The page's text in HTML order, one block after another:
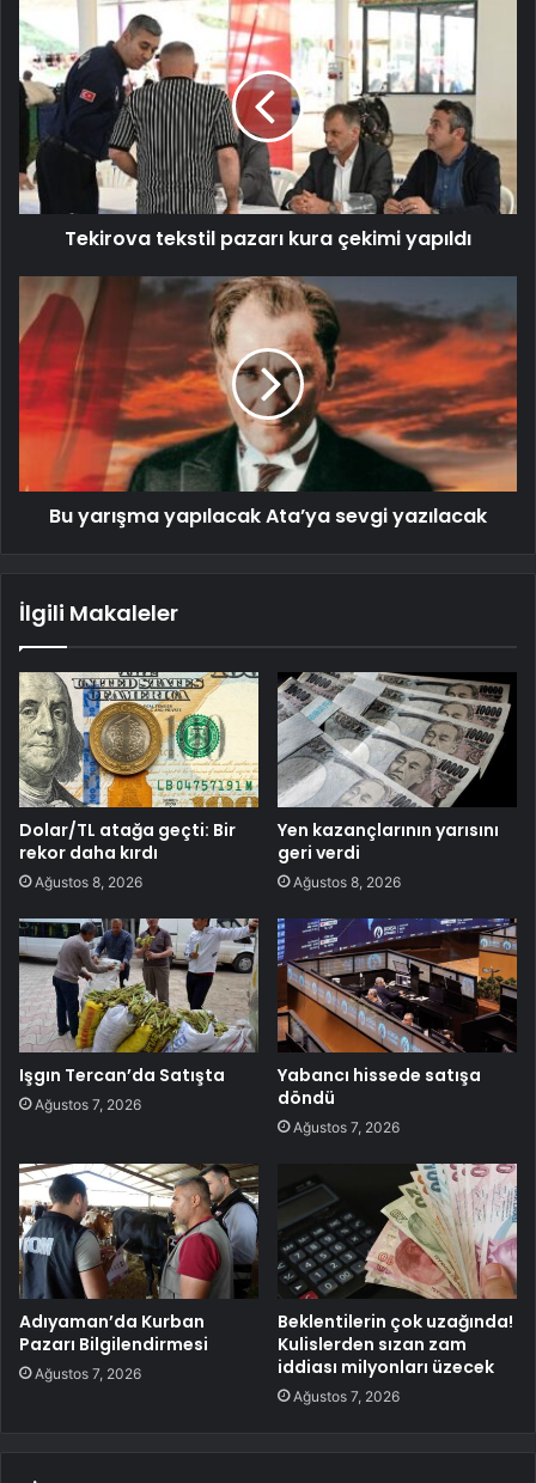
Tekirova tekstil pazarı kura çekimi yapıldı
Bu yarışma yapılacak Ata’ya sevgi yazılacak
İlgili Makaleler
Dolar/TL atağa geçti: Bir
rekor daha kırdı
Ağustos 8, 2026
Yen kazançlarının yarısını
geri verdi
Ağustos 8, 2026
Işgın Tercan’da Satışta
Ağustos 7, 2026
Yabancı hissede satışa
döndü
Ağustos 7, 2026
Adıyaman’da Kurban
Pazarı Bilgilendirmesi
Ağustos 7, 2026
Beklentilerin çok uzağında!
Kulislerden sızan zam
iddiası milyonları üzecek
Ağustos 7, 2026